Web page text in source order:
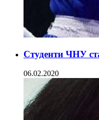
Студенти ЧНУ
06.02.2020